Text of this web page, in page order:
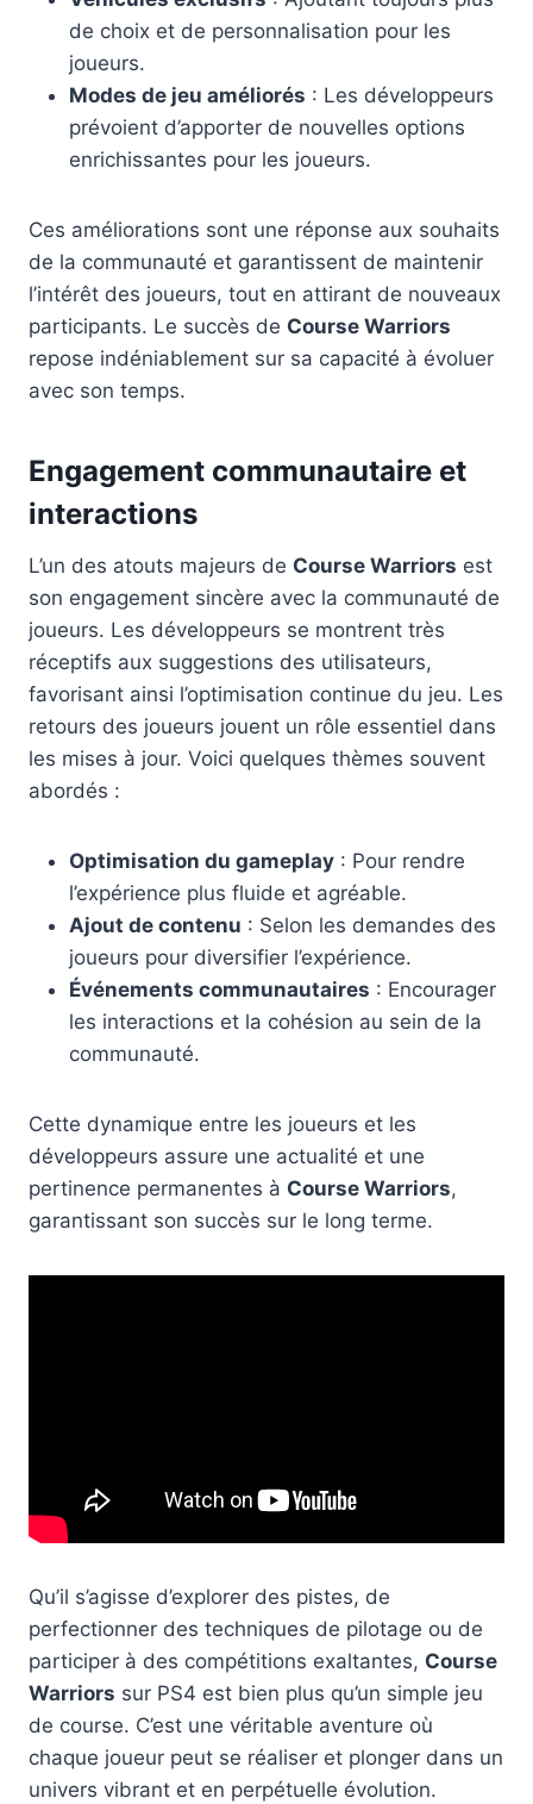
de choix et de personnalisation pour les
joueurs.
Modes de jeu améliorés : Les développeurs
prévoient d’apporter de nouvelles options
enrichissantes pour les joueurs.
Ces améliorations sont une réponse aux souhaits
de la communauté et garantissent de maintenir
l’intérêt des joueurs, tout en attirant de nouveaux
participants. Le succès de Course Warriors
repose indéniablement sur sa capacité à évoluer
avec son temps.
Engagement communautaire et
interactions
L’un des atouts majeurs de Course Warriors est
son engagement sincère avec la communauté de
joueurs. Les développeurs se montrent très
réceptifs aux suggestions des utilisateurs,
favorisant ainsi l’optimisation continue du jeu. Les
retours des joueurs jouent un rôle essentiel dans
les mises à jour. Voici quelques thèmes souvent
abordés :
Optimisation du gameplay : Pour rendre
l’expérience plus fluide et agréable.
Ajout de contenu : Selon les demandes des
joueurs pour diversifier l’expérience.
Événements communautaires : Encourager
les interactions et la cohésion au sein de la
communauté.
Cette dynamique entre les joueurs et les
développeurs assure une actualité et une
pertinence permanentes à Course Warriors,
garantissant son succès sur le long terme.
Qu’il s’agisse d’explorer des pistes, de
perfectionner des techniques de pilotage ou de
participer à des compétitions exaltantes, Course
Warriors sur PS4 est bien plus qu’un simple jeu
de course. C’est une véritable aventure où
chaque joueur peut se réaliser et plonger dans un
univers vibrant et en perpétuelle évolution.